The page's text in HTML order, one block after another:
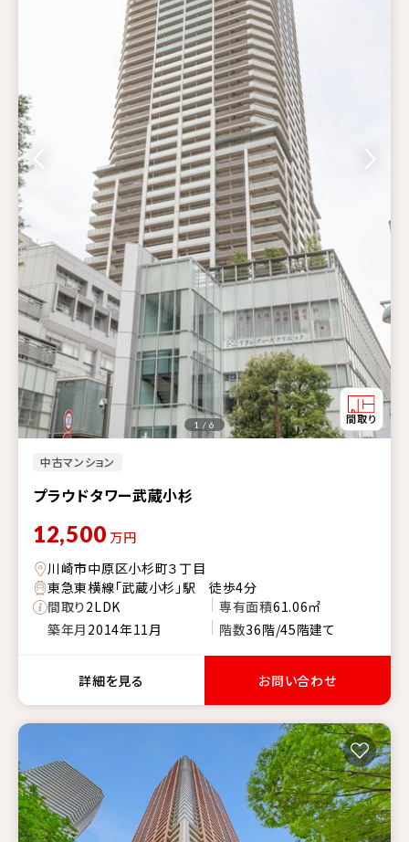
中古マンション
プラウドタワー武蔵小杉
1 / 6
12,500 万円
川崎市中原区小杉町３丁目
東急東横線「武蔵小杉」駅 徒歩4分
間取り2LDK 専有面積61.06㎡
築年月 2014年11月 階数36階/45階建て
詳細を見る お問い合わせ